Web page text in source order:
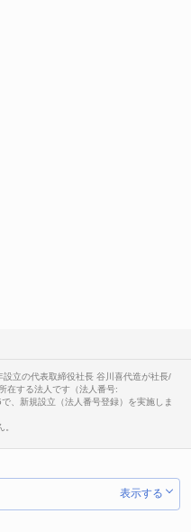
立の代表取締役社長 谷川喜代造が社長/
在する法人です（法人番号:
、新規設立（法人番号登録）を実施しま
表示する